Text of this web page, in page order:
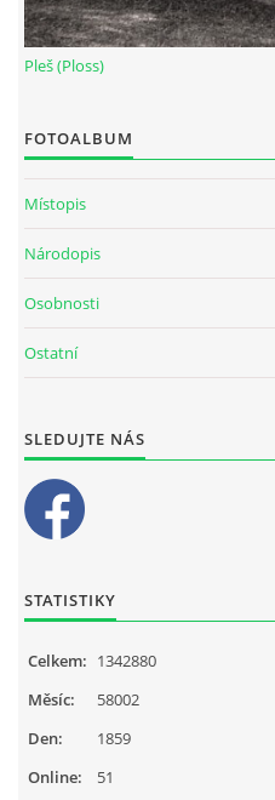
Pleš (Ploss)
FOTOALBUM
Místopis
Národopis
Osobnosti
Ostatní
SLEDUJTE NÁS
STATISTIKY
Online: 51
Celkem: 1342880
Měsíc:
58002
Den:
1859